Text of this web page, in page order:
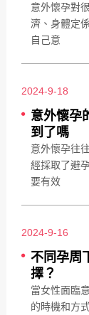
意外懷孕對
濟、身體定
自己意
2024-9-18
意外懷孕
到了嗎
意外懷孕往
經採取了避
要有效
2024-9-16
不同孕周
擇？
當女性面臨
的時機和方